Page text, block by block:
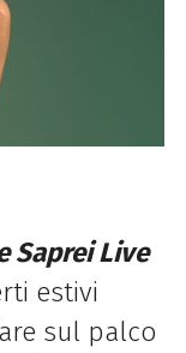
Saprei Live
estivi
sul palco